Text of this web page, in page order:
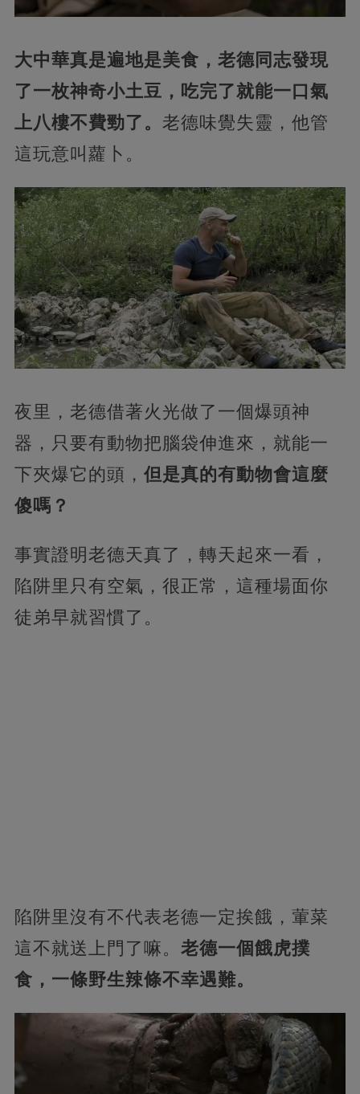
大中華真是遍地是美食，老德同志發現
了一枚神奇小土豆，吃完了就能一口氣
上八樓不費勁了。 老德味覺失靈，他管
這玩意叫蘿卜。
夜里，老德借著火光做了一個爆頭神
器，只要有動物把腦袋伸進來，就能一
下夾爆它的頭， 但是真的有動物會這麼
傻嗎？
事實證明老德天真了，轉天起來一看，
陷阱里只有空氣，很正常，這種場面你
徒弟早就習慣了。
陷阱里沒有不代表老德一定挨餓，葷菜
這不就送上門了嘛。 老德一個餓虎撲
食，一條野生辣條不幸遇難。